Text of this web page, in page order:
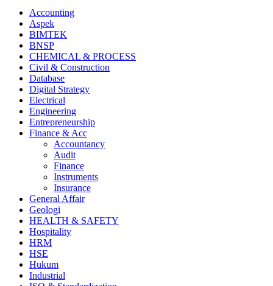
Accounting
Aspek
BIMTEK
BNSP
CHEMICAL & PROCESS
Civil & Construction
Database
Digital Strategy
Electrical
Engineering
Entrepreneurship
Finance & Acc
Accountancy
Audit
Finance
Instruments
Insurance
General Affair
Geologi
HEALTH & SAFETY
Hospitality
HRM
HSE
Hukum
Industrial